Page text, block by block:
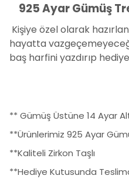
925 Ayar Gümüş
Kişiye özel olarak
hayatta
baş harfini yazdırıp
** Gümüş Üstüne 14 Ayar
**Ürünlerimiz 925 Ayar
**Kaliteli Zirkon Taşlı
**Hediye Kutusunda